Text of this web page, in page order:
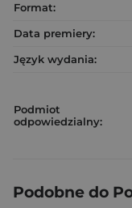
Format:
Data premiery:
Język wydania:
Podmiot
odpowiedzialny:
Podobne do